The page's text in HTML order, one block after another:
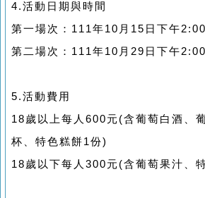
4.活動日期與時間
第一場次：111年10月15日下午
第二 場次： 111年10月29日下午
5.活動費用
18歲以上每人600元(含葡萄白酒、
杯、特色糕餅1份)
18歲以下每人300元(含葡萄果汁、